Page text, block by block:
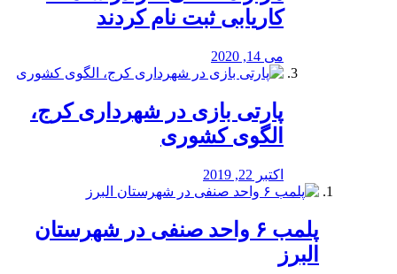
کاریابی ثبت نام کردند
می 14, 2020
پارتی بازی در شهرداری کرج،
الگوی کشوری
اکتبر 22, 2019
پلمب ۶ واحد صنفی در شهرستان
البرز